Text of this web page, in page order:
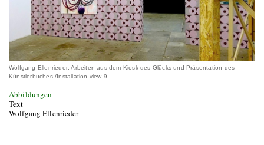
Wolfgang Ellenrieder: Arbeiten aus dem Kiosk des Glücks und Präsentation des
Künstlerbuches /Installation view 9
Abbildungen
Text
Wolfgang Ellenrieder